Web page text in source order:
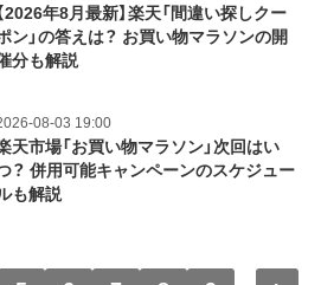
【2026年8月最新】楽天「間違い探しクー
ン」の答えは？ お買い物マラソンの開
分も解説
08-03 19:00
天市場「お買い物マラソン」次回はい
？ 併用可能キャンペーンのスケジュー
も解説